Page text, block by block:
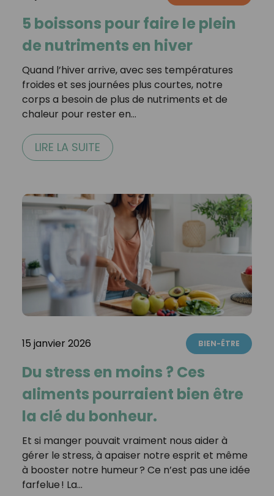
5 boissons pour faire le plein
de nutriments en hiver
Quand l’hiver arrive, avec ses températures
froides et ses journées plus courtes, notre
corps a besoin de plus de nutriments et de
chaleur pour rester en…
LIRE LA SUITE
15 janvier 2026 BIEN-ÊTRE
Du stress en moins ? Ces
aliments pourraient bien être
la clé du bonheur.
Et si manger pouvait vraiment nous aider à
gérer le stress, à apaiser notre esprit et même
à booster notre humeur ? Ce n’est pas une idée
farfelue ! La…